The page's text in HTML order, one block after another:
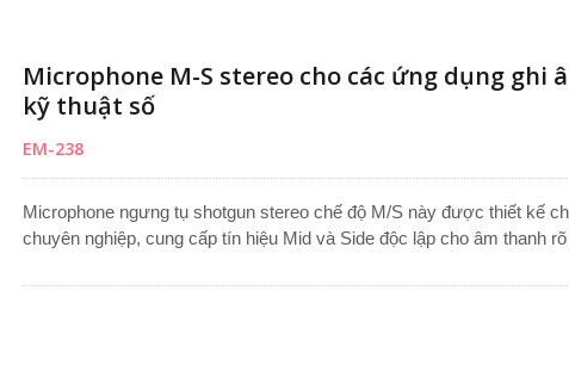
Microphone M-S stereo cho các ứng dụng ghi
kỹ thuật số
EM-238
Microphone ngưng tụ shotgun stereo chế độ M/S này được thiết kế
chuyên nghiệp, cung cấp tín hiệu Mid và Side độc lập cho âm thanh
dàng tại bàn làm việc hoặc mixer. Lý tưởng cho microphone DSLR,